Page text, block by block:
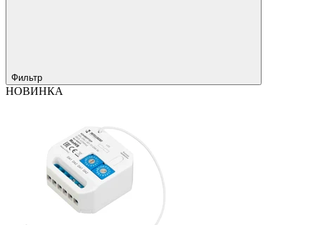
Фильтр
НОВИНКА